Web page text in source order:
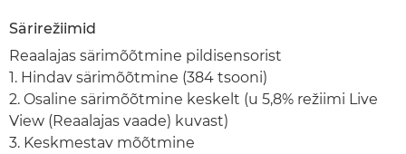
Särirežiimid
Reaalajas särimõõtmine pildisensorist
1. Hindav särimõõtmine (384 tsooni)
2. Osaline särimõõtmine keskelt (u 5,8% režiimi Live
View (Reaalajas vaade) kuvast)
3. Keskmestav mõõtmine